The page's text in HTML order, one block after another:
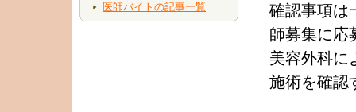
医師バイトの記事一覧
確認事項は
師募集に応
美容外科に
施術を確認